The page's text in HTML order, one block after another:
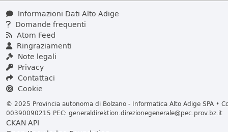
Informazioni Dati Alto Adige
Domande frequenti
Atom Feed
Ringraziamenti
Note legali
Privacy
Contattaci
Cookie
© 2025 Provincia autonoma di Bolzano - Informatica Alto Adige SPA •
00390090215 PEC: generaldirektion.direzionegenerale@pec.prov.bz.it
CKAN API